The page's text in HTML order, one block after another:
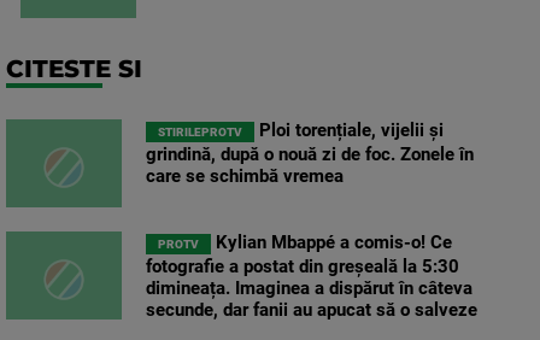
CITESTE SI
STIRILEPROTV
Ploi torențiale, vijelii și
grindină, după o nouă zi de foc. Zonele în
care se schimbă vremea
PROTV
Kylian Mbappé a comis-o! Ce
fotografie a postat din greșeală la 5:30
dimineața. Imaginea a dispărut în câteva
secunde, dar fanii au apucat să o salveze